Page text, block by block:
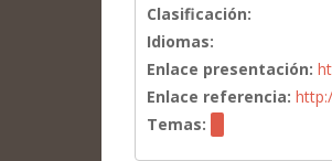
Clasificación:
Idiomas:
Enlace presentación:
Enlace referencia:
Temas: